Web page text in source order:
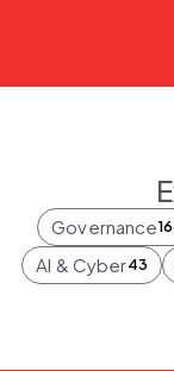
Governance
AI & Cyber43